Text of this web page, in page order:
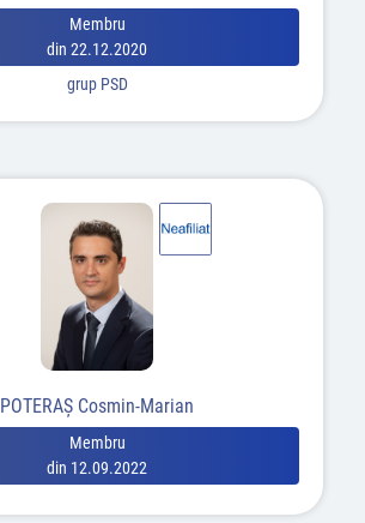
Membru
din 22.12.2020
grup PSD
POTERAŞ Cosmin-Marian
Membru
din 12.09.2022